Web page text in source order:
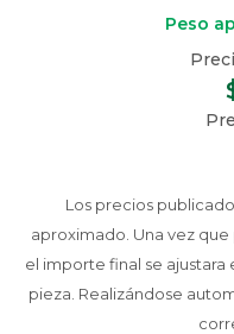
Peso
Los precios
aproximado. Una vez
el importe final se
pieza. Realizándose